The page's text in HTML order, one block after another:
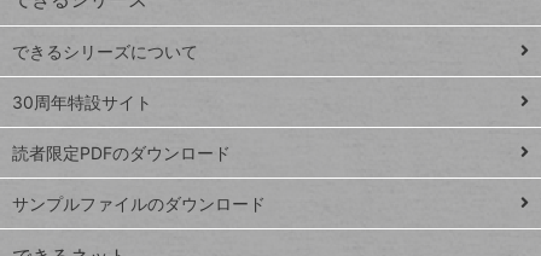
ド
Google
スプレ
ッドシ
ート
iPhone
VLOOKUP
ト
ッ
プ
ペ
ジ
できるシリーズについて
30周年特設サイト
読者限定PDFのダウンロード
サンプルファイルのダウンロード